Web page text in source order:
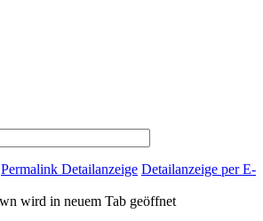
Permalink Detailanzeige Detailanzeige per E-
wird in neuem Tab geöffnet